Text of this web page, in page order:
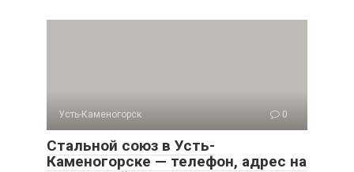
Усть-Каменогорск 0
Стальной союз в Усть-
Каменогорске — телефон, адрес на